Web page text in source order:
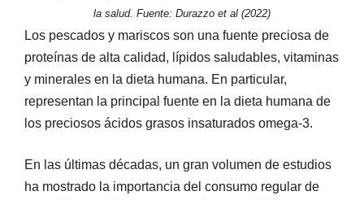
la salud. Fuente: Durazzo et al (2022)
Los pescados y mariscos son una fuente preciosa de
proteínas de alta calidad, lípidos saludables, vitaminas
y minerales en la dieta humana. En particular,
representan la principal fuente en la dieta humana de
los preciosos ácidos grasos insaturados omega-3.
En las últimas décadas, un gran volumen de estudios
ha mostrado la importancia del consumo regular de